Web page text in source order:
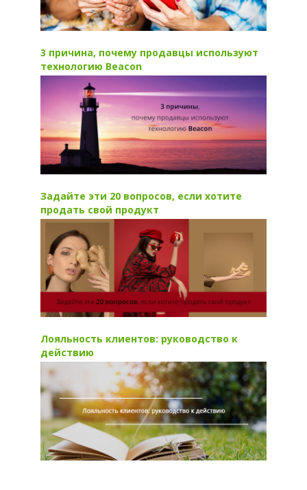
3 причина, почему продавцы используют
технологию Beacon
Задайте эти 20 вопросов, если хотите
продать свой продукт
Лояльность клиентов: руководство к
действию